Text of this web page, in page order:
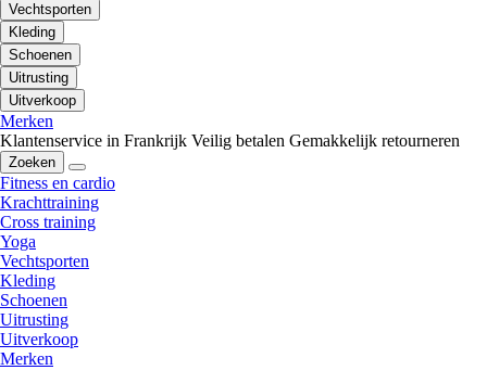
Vechtsporten
Kleding
Schoenen
Uitrusting
Uitverkoop
Merken
Klantenservice in Frankrijk Veilig betalen Gemakkelijk retourneren
Zoeken
Fitness en cardio
Krachttraining
Cross training
Yoga
Vechtsporten
Kleding
Schoenen
Uitrusting
Uitverkoop
Merken